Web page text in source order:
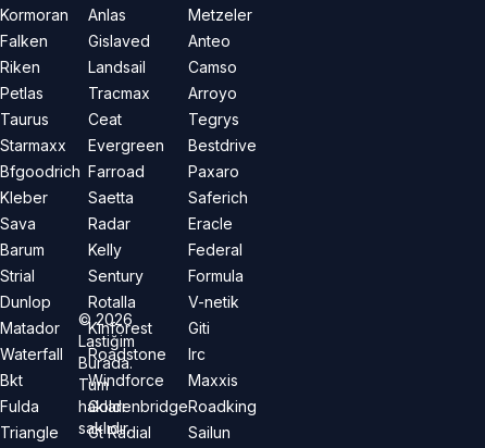
Kormoran
Falken
Riken
Petlas
Taurus
Starmaxx
Bfgoodrich
Kleber
Sava
Barum
Strial
Dunlop
Matador
Waterfall
Bkt
Fulda
Triangle
Anlas
Gislaved
Landsail
Tracmax
Ceat
Evergreen
Farroad
Saetta
Radar
Kelly
Sentury
Rotalla
Kinforest
Roadstone
Windforce
Goldenbridge
Gt Radial
Metzeler
Anteo
Camso
Arroyo
Tegrys
Bestdrive
Paxaro
Saferich
Eracle
Federal
Formula
V-netik
Giti
Irc
Maxxis
Roadking
Sailun
©2026
Lastiğim
Burada.
Tüm
hakları
saklıdır.